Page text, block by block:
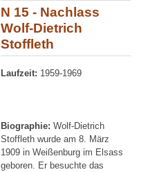
N 15 - Nachlass
Wolf-Dietrich
Stoffleth
Laufzeit: 1959-1969
Biographie: Wolf-Dietrich
Stoffleth wurde am 8. März
1909 in Weißenburg im Elsass
geboren. Er besuchte das